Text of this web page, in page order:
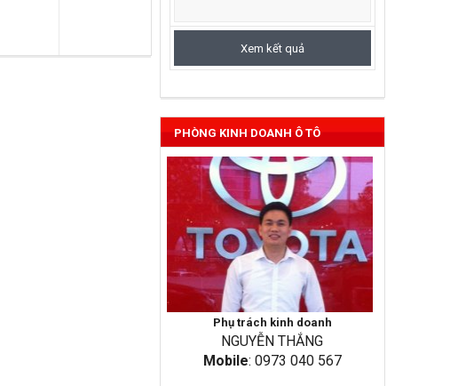
xe Vios 2022
PHÒNG KINH DOANH Ô TÔ
Phụ trách kinh doanh
NGUYỄN THẮNG
Mobile: 0973 040 567